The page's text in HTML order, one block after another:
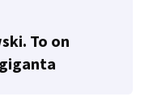
To on